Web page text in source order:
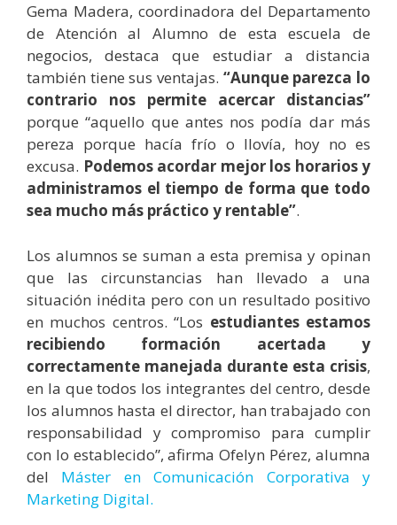
Gema Madera, coordinadora del Departamento
de Atención al Alumno de esta escuela de
negocios, destaca que estudiar a distancia
también tiene sus ventajas. “Aunque parezca lo
contrario nos permite acercar distancias”
porque “aquello que antes nos podía dar más
pereza porque hacía frío o llovía, hoy no es
excusa. Podemos acordar mejor los horarios y
administramos el tiempo de forma que todo
sea mucho más práctico y rentable”.
Los alumnos se suman a esta premisa y opinan
que las circunstancias han llevado a una
situación inédita pero con un resultado positivo
en muchos centros. “Los estudiantes estamos
recibiendo formación acertada y
correctamente manejada durante esta crisis,
en la que todos los integrantes del centro, desde
los alumnos hasta el director, han trabajado con
responsabilidad y compromiso para cumplir
con lo establecido”, afirma Ofelyn Pérez, alumna
del Máster en Comunicación Corporativa y
Marketing Digital.